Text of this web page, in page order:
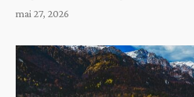
mai 27, 2026